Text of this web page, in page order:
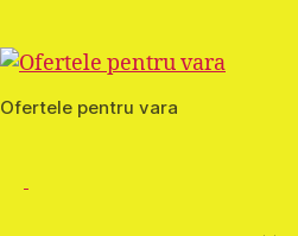
Ofertele pentru vara